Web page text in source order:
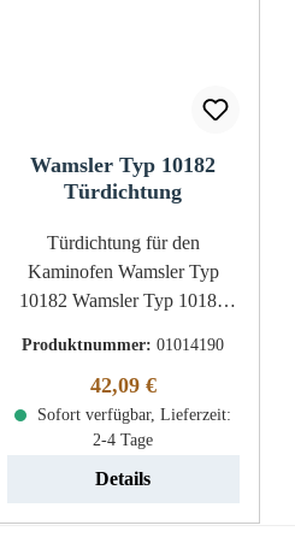
Wamsler Typ 10182
Türdichtung
Türdichtung für den
Kaminofen Wamsler Typ
10182 Wamsler Typ 10182
Kordeldichtung Länge 3,00 m
Durchmesser 12 mm
Produktnummer:01014190
Regulärer Preis:
42,09 €
Sofort verfügbar, Lieferzeit:
2-4 Tage
Details